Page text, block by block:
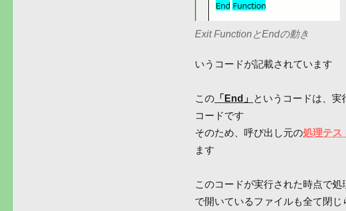
Exit FunctionとEndの動き
いうコードが記載されています
この「End」 というコードは、実
コードです
そのため、呼び出し元の処理テス
ます
このコードが実行された時点で
で開いているファイルも全て閉じ